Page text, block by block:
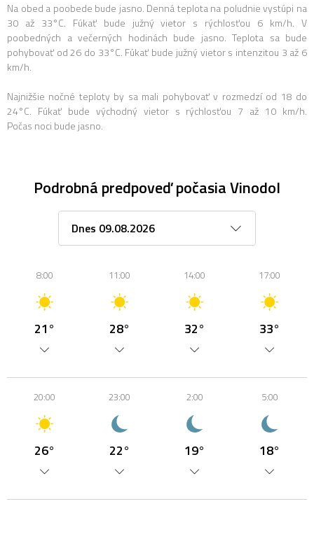
Na obed a poobede bude jasno. Denná teplota na poludnie vystúpi na
30 až 33°C. Fúkať bude južný vietor s rýchlosťou 6 km/h. V
poobedných a večerných hodinách bude jasno. Teplota sa bude
pohybovať od 26 do 33°C. Fúkať bude južný vietor s intenzitou 3 až 6
km/h.
Najnižšie nočné teploty by sa mali pohybovať v rozmedzí od 18 do
24°C. Fúkať bude východný vietor s rýchlosťou 7 až 10 km/h.
Počas noci bude jasno.
Podrobná predpoveď počasia Vinodol
8:00
21°
11:00
28°
14:00
32°
17:00
33°
20:00
26°
23:00
22°
2:00
19°
5:00
18°